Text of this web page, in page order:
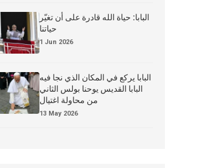
البابا: حياة الله قادرة على أن تغيّر
حياتنا
1 Jun 2026
البابا يركع في المكان الذي نجا فيه
البابا القديس يوحنا بولس الثاني
من محاولة اغتيال
13 May 2026